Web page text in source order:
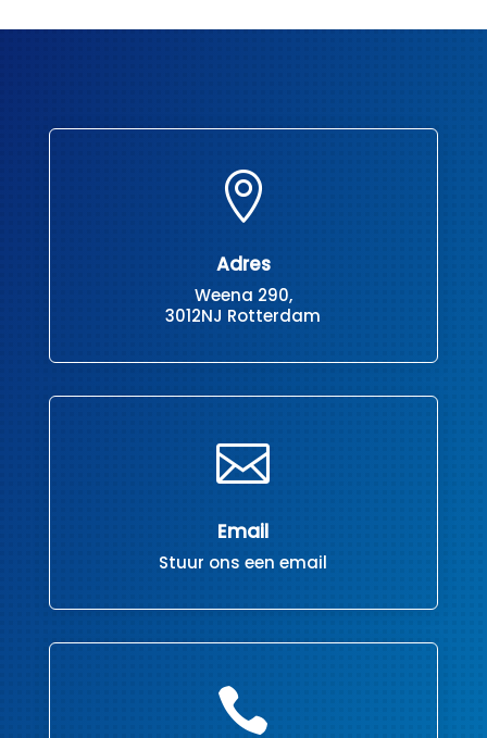

Adres
Weena 290,
3012NJ Rotterdam

Email
Stuur ons een email
